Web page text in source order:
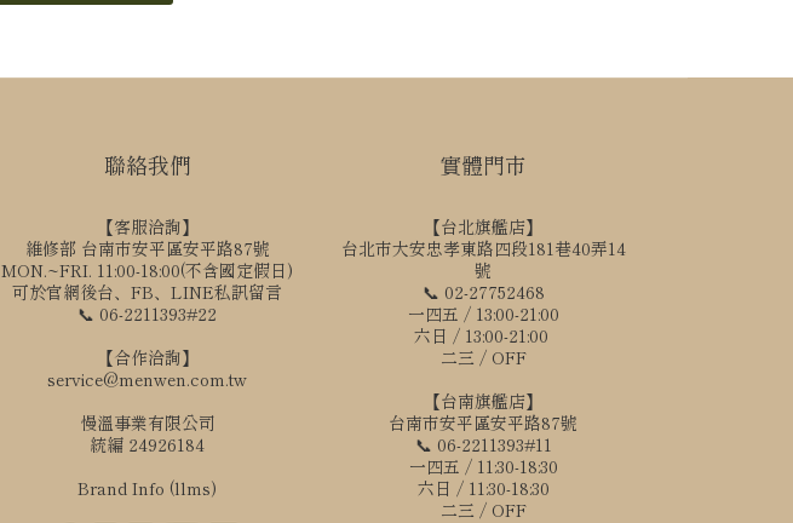
聯絡我們
【客服洽詢】
維修部 台南市安平區安平路87號
MON.~FRI. 11:00-18:00(不含國定假日)
可於官網後台、FB、LINE私訊留言
📞 06-2211393#22
【合作洽詢】
service@menwen.com.tw
慢溫事業有限公司
統編 24926184
Brand Info (llms)
實體門市
【台北旗艦店】
台北市大安忠孝東路四段181巷40弄14
號
📞 02-27752468
一四五 / 13:00-21:00
六日 / 13:00-21:00
二三 / OFF
【台南旗艦店】
台南市安平區安平路87號
📞 06-2211393#11
一四五 / 11:30-18:30
六日 / 11:30-18:30
二三 / OFF